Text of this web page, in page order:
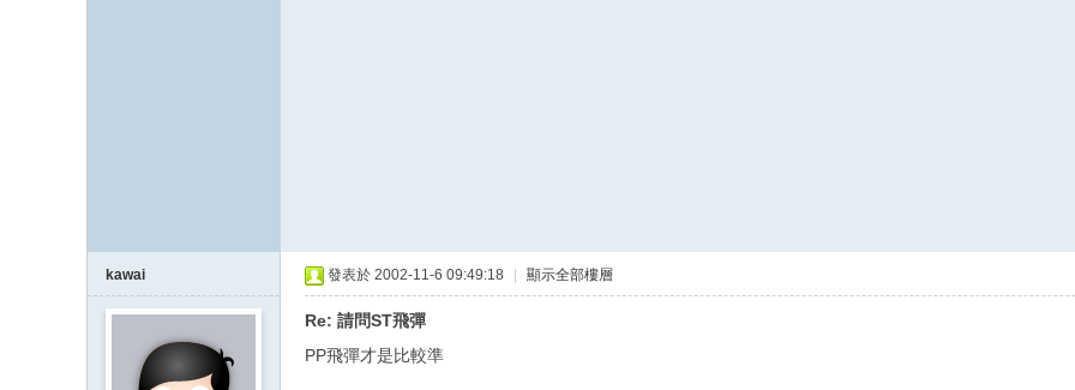
kawai 發表於 2002-11-6 09:49:18 顯示全部樓層
Re: 請問ST飛彈
PP飛彈才是比較準